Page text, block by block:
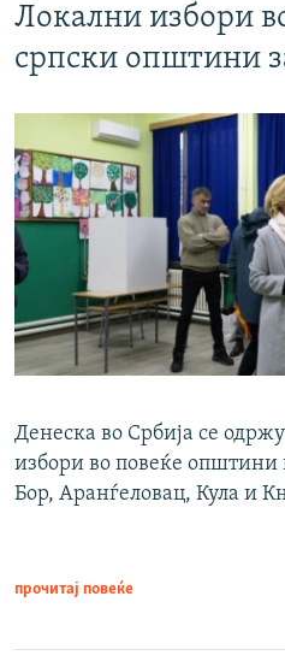
Локални избори
српски општини
Денеска во Србија се
избори во повеќе општини
Бор, Аранѓеловац, Кула и
прочитај повеќе